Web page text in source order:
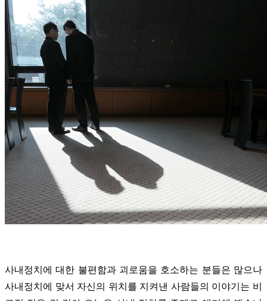
사내정치에 대한 불편함과 괴로움을 호소하는 분들은 많으나
사내정치에 맞서 자신의 위치를 지켜낸 사람들의 이야기는 비